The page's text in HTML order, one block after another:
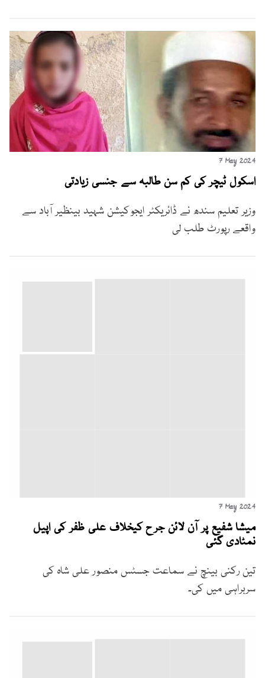
7 May 2024
اسکول ٹیچر کی کم سن طالبہ سے جنسی زیادتی
وزیر تعلیم سندھ نے ڈائریکٹر ایجوکیشن شہید بینظیر آباد سے
واقعے رپورٹ طلب لی
7 May 2024
میشا شفیع پر آن لائن جرح کیخلاف علی ظفر کی اپیل
نمٹادی گئی
تین رکنی بینچ نے سماعت جسٹس منصور علی شاہ کی
سربراہی میں کی۔